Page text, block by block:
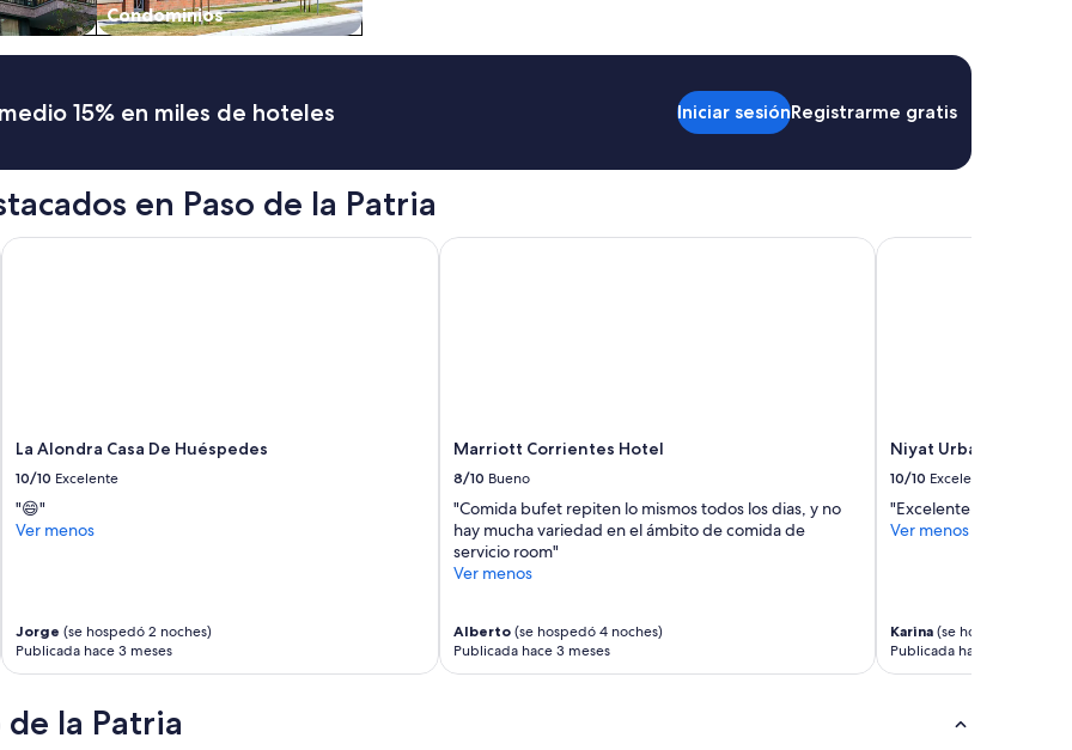
Condominios
15% en miles de hoteles Iniciar sesiónRegistrarme gratis
en Paso de la Patria
La Alondra Casa De Huéspedes
10/10 Excelente
"😄"
Ver menos
Jorge (se hospedó 2 noches)
Publicada hace 3 meses
La Alondra Casa De Huéspedes
Marriott Corrientes Hotel
8/10 Bueno
"Comida bufet repiten lo mismos todos los dias, y no
hay mucha variedad en el ámbito de comida de
servicio room"
Ver menos
Alberto(se hospedó 4 noches)
Publicada hace 3 meses
Marriott Corrientes Hotel
Niyat Urban Hotel
10/10 Excelente
"Excelente ubicación,
Ver menos
Karina(se hospedó 1
Publicada hace 4 meses
Niyat Urban Hotel
la Patria